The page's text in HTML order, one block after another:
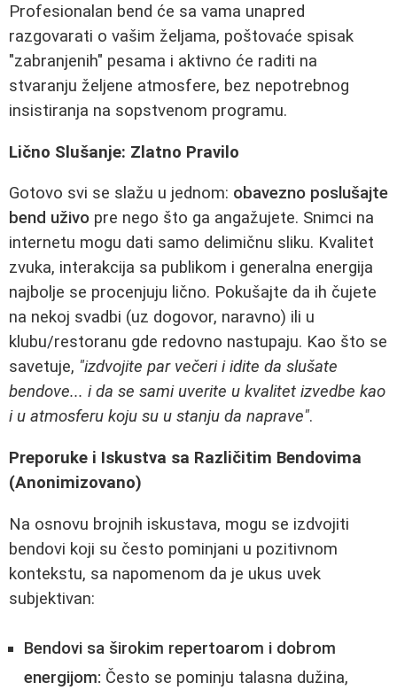
Profesionalan bend će sa vama unapred
razgovarati o vašim željama, poštovaće spisak
"zabranjenih" pesama i aktivno će raditi na
stvaranju željene atmosfere, bez nepotrebnog
insistiranja na sopstvenom programu.
Lično Slušanje: Zlatno Pravilo
Gotovo svi se slažu u jednom: obavezno poslušajte
bend uživo pre nego što ga angažujete. Snimci na
internetu mogu dati samo delimičnu sliku. Kvalitet
zvuka, interakcija sa publikom i generalna energija
najbolje se procenjuju lično. Pokušajte da ih čujete
na nekoj svadbi (uz dogovor, naravno) ili u
klubu/restoranu gde redovno nastupaju. Kao što se
savetuje, "izdvojite par večeri i idite da slušate
bendove... i da se sami uverite u kvalitet izvedbe kao
i u atmosferu koju su u stanju da naprave".
Preporuke i Iskustva sa Različitim Bendovima
(Anonimizovano)
Na osnovu brojnih iskustava, mogu se izdvojiti
bendovi koji su često pominjani u pozitivnom
kontekstu, sa napomenom da je ukus uvek
subjektivan:
Bendovi sa širokim repertoarom i dobrom
energijom: Često se pominju talasna dužina,